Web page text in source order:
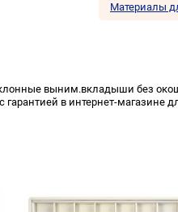
Материалы
выним.вкладыши без
гарантией в интернет-магазине